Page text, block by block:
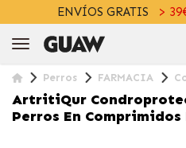
ENVÍOS GRATIS >
Perros FARMACIA
ArtritiQur
Perros En